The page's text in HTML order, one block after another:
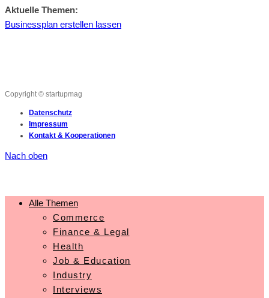
Aktuelle Themen:
Businessplan erstellen lassen
Copyright © startupmag
Datenschutz
Impressum
Kontakt & Kooperationen
Nach oben
Alle Themen
Commerce
Finance & Legal
Health
Job & Education
Industry
Interviews